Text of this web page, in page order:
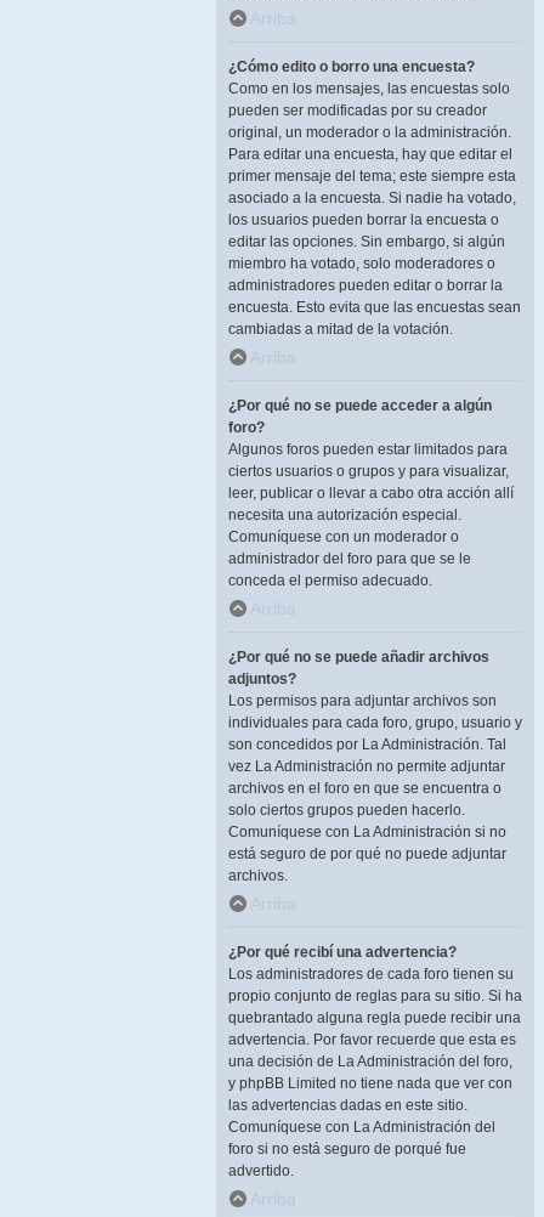
Arriba
¿Cómo edito o borro una encuesta?
Como en los mensajes, las encuestas solo
pueden ser modificadas por su creador
original, un moderador o la administración.
Para editar una encuesta, hay que editar el
primer mensaje del tema; este siempre esta
asociado a la encuesta. Si nadie ha votado,
los usuarios pueden borrar la encuesta o
editar las opciones. Sin embargo, si algún
miembro ha votado, solo moderadores o
administradores pueden editar o borrar la
encuesta. Esto evita que las encuestas sean
cambiadas a mitad de la votación.
Arriba
¿Por qué no se puede acceder a algún
foro?
Algunos foros pueden estar limitados para
ciertos usuarios o grupos y para visualizar,
leer, publicar o llevar a cabo otra acción allí
necesita una autorización especial.
Comuníquese con un moderador o
administrador del foro para que se le
conceda el permiso adecuado.
Arriba
¿Por qué no se puede añadir archivos
adjuntos?
Los permisos para adjuntar archivos son
individuales para cada foro, grupo, usuario y
son concedidos por La Administración. Tal
vez La Administración no permite adjuntar
archivos en el foro en que se encuentra o
solo ciertos grupos pueden hacerlo.
Comuníquese con La Administración si no
está seguro de por qué no puede adjuntar
archivos.
Arriba
¿Por qué recibí una advertencia?
Los administradores de cada foro tienen su
propio conjunto de reglas para su sitio. Si ha
quebrantado alguna regla puede recibir una
advertencia. Por favor recuerde que esta es
una decisión de La Administración del foro,
y phpBB Limited no tiene nada que ver con
las advertencias dadas en este sitio.
Comuníquese con La Administración del
foro si no está seguro de porqué fue
advertido.
Arriba